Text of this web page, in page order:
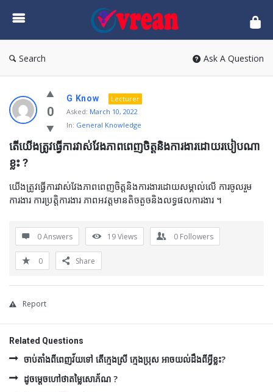
vrean.com
Search Ask A Question
0
G Know
Lecturer
Asked: March 10, 2022
In: General Knowledge
តើយើងត្រូវធ្វើការវាស់វែងភាពពេញចិត្តនិងការងារដោយរបៀបណា
ខ្លះ ?
យើងត្រូវធ្វើការវាស់វែងភាពពេញចិត្តនិងការងារដោយសម្គាល់លើ ការចូលរួម
ការងារ ការប្រត្តិការងារ ភាពអវត្តមានតិចតួចនិងលទ្ធផលការងារ ។
0 Answers 19Views 0 Followers
0 Share
Report
Related Questions
ចាប់តាំងពីពេញវ័យទៅ តើក្មេងស្រី ក្មេងប្រុស អាចយល់ដឹងពីអ្វីខ្លះ?
ដូចម្ដេចហៅថាតម្លៃសោភ័ណ ?